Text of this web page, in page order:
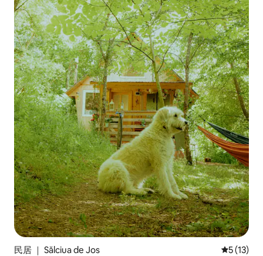
民居 ｜ Sălciua de Jos 平均评分
5 (13)